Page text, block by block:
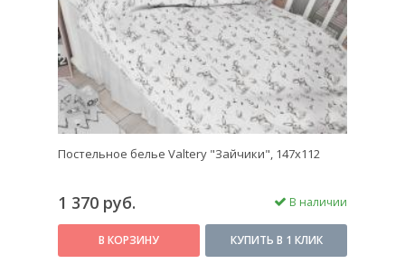
Постельное белье Valtery "Зайчики", 147х112
1 370 руб. В наличии
В КОРЗИНУ КУПИТЬ В 1 КЛИК